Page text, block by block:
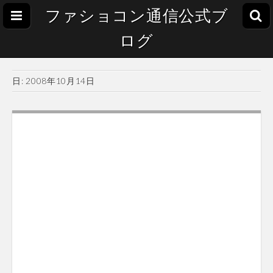
ファショコン通信公式ブ
ログ
日: 2008年10月14日